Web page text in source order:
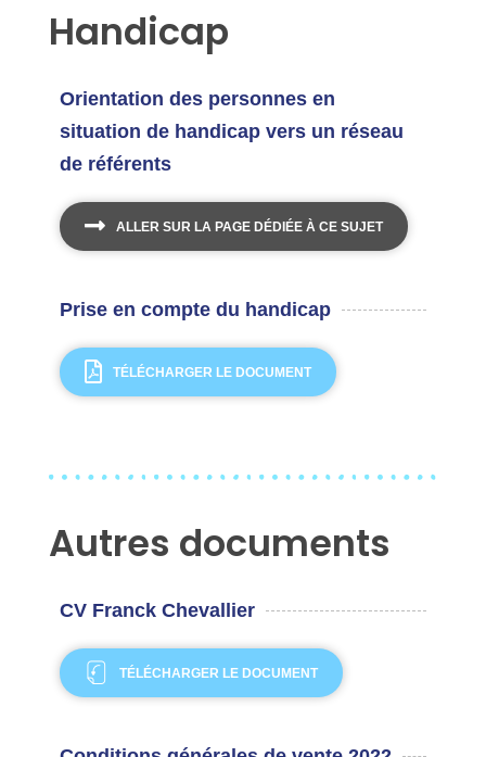
Handicap
Orientation des personnes en
situation de handicap vers un réseau
de référents
ALLER SUR LA PAGE DÉDIÉE À CE SUJET
Prise en compte du handicap
TÉLÉCHARGER LE DOCUMENT
Autres documents
CV Franck Chevallier
TÉLÉCHARGER LE DOCUMENT